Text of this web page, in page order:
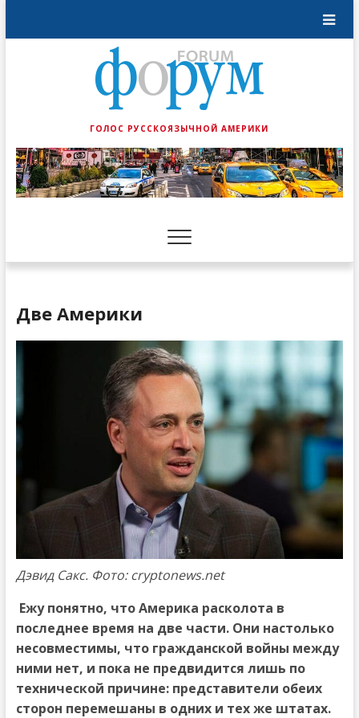
ГОЛОС РУССКОЯЗЫЧНОЙ АМЕРИКИ
Две Америки
Дэвид Сакс. Фото: cryptonews.net
Ежу понятно, что Америка расколота в
последнее время на две части. Они настолько
несовместимы, что гражданской войны между
ними нет, и пока не предвидится лишь по
технической причине: представители обеих
сторон перемешаны в одних и тех же штатах.